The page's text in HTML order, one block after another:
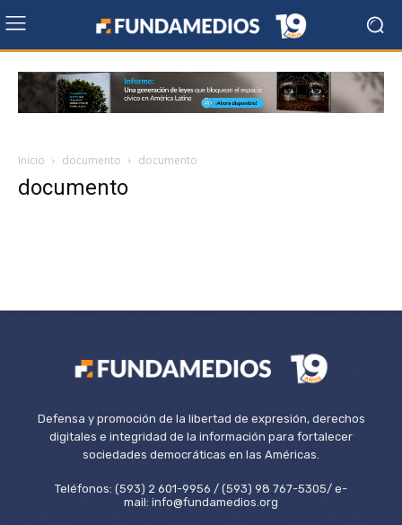
Inicio documento documento
documento
Defensa y promoción de la libertad de expresión, derechos
digitales e integridad de la información para fortalecer
sociedades democráticas en las Américas.
Teléfonos: (593) 2 601-9956 / (593) 98 767-5305/ e-
mail: info@fundamedios.org